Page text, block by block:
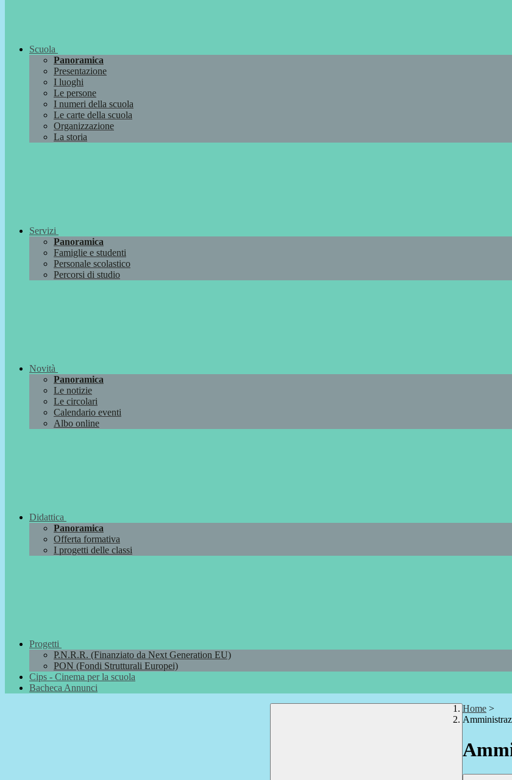
Scuola
Panoramica
Presentazione
I luoghi
Le persone
I numeri della scuola
Le carte della scuola
Organizzazione
La storia
Servizi
Panoramica
Famiglie e studenti
Personale scolastico
Percorsi di studio
Novità
Panoramica
Le notizie
Le circolari
Calendario eventi
Albo online
Didattica
Panoramica
Offerta formativa
I progetti delle classi
Progetti
P.N.R.R. (Finanziato da Next Generation EU)
PON (Fondi Strutturali Europei)
Cips - Cinema per la scuola
Bacheca Annunci
Home >